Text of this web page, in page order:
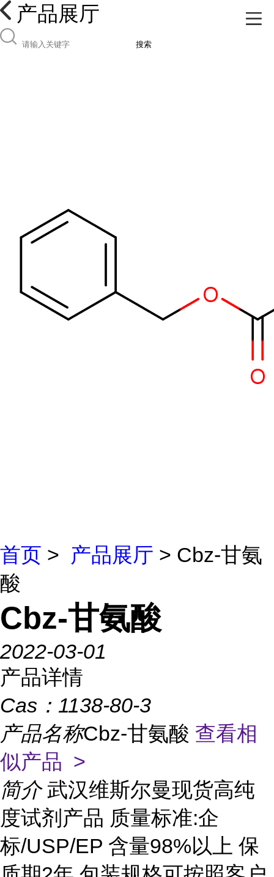
产品展厅
搜索
首页 > 产品展厅 > Cbz-甘氨
酸
Cbz-甘氨酸
2022-03-01
产品详情
Cas： 1138-80-3
产品名称Cbz-甘氨酸 查看相
似产品 >
简介 武汉维斯尔曼现货高纯
度试剂产品 质量标准:企
标/USP/EP 含量98%以上 保